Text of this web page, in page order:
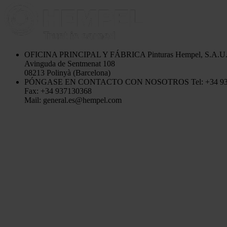
OFICINA PRINCIPAL Y FÁBRICA Pinturas Hempel, S.A.U.
Avinguda de Sentmenat 108
08213 Polinyà (Barcelona)
PÓNGASE EN CONTACTO CON NOSOTROS Tel: +34
Fax: +34 937130368
Mail: general.es@hempel.com